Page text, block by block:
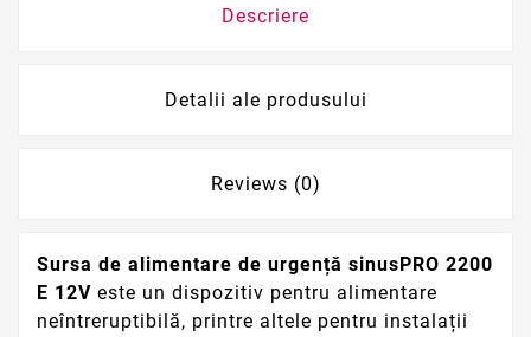
Descriere
Detalii ale produsului
Reviews (0)
Sursa de alimentare de urgență sinusPRO 2200
E 12V este un dispozitiv pentru alimentare
neîntreruptibilă, printre altele pentru instalații